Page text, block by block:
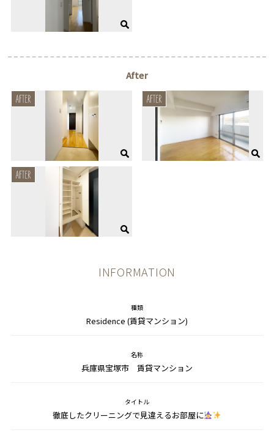
After
INFORMATION
種類
Residence (賃貸マンション)
名称
兵庫県宝塚市 賃貸マンション
タイトル
徹底したクリーニングで見違えるお部屋に